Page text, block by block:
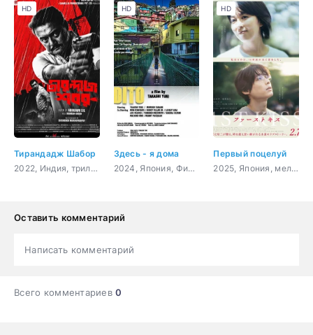
Тирандадж Шабор
2022, Индия, триллер, детектив
HD
Здесь - я дома
2024, Япония, Филиппины, спорт, драма
HD
Первый поцелуй
2025, Япония, мелодрама, фэнтези
HD
Оставить комментарий
Написать комментарий
Всего комментариев0